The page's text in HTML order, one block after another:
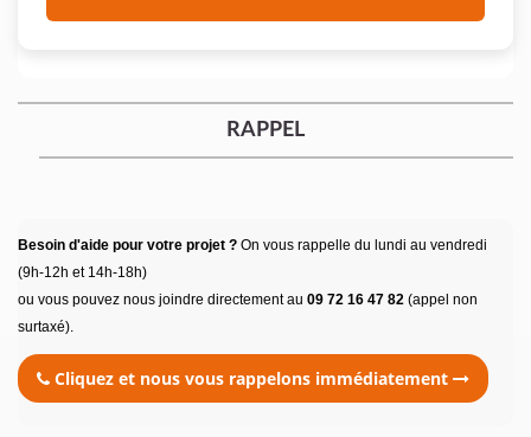
RAPPEL
Besoin d'aide pour votre projet ? On vous rappelle du lundi au vendredi
(9h-12h et 14h-18h)
ou vous pouvez nous joindre directement au 09 72 16 47 82 (appel non
surtaxé).
Cliquez et nous vous rappelons immédiatement